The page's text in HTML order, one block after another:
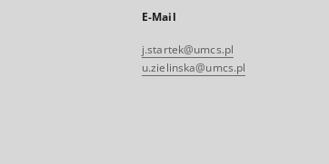
E-Mail
j.startek@umcs.pl
u.zielinska@umcs.pl